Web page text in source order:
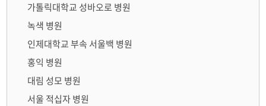
가톨릭대학교 성바오로 병원
녹색 병원
인제대학교 부속 서울백 병원
홍익 병원
대림 성모 병원
서울 적십자 병원